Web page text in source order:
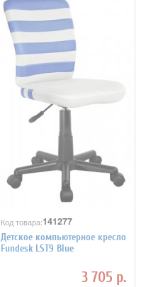
Код товара:141277
Детское компьютерное кресло
Fundesk LST9 Blue
3 705 р.